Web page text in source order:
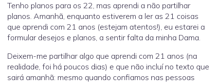
Tenho planos para os 22, mas aprendi a não partilhar
planos. Amanhã, enquanto estiverem a ler as 21 coisas
que aprendi com 21 anos (estejam atentos!), eu estarei a
formular desejos e planos, a sentir falta da minha Dama.
Deixem-me partilhar algo que aprendi com 21 anos (na
realidade, foi há poucos dias) e que não incluí no texto que
sairá amanhã: mesmo quando confiamos nas pessoas